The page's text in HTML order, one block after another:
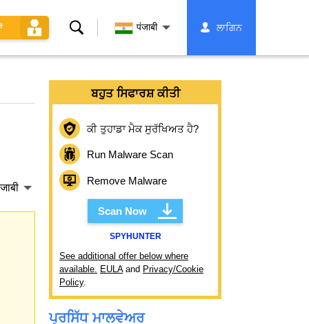
ਖੋਜ पंजाबी ਲਾਗਿਨ
ਬਹੁਤ ਸਿਫਾਰਸ਼ ਕੀਤੀ
ਕੀ ਤੁਹਾਡਾ ਮੈਕ ਸੁਰੱਖਿਅਤ ਹੈ?
Run Malware Scan
Remove Malware
Scan Now
SPYHUNTER
See additional offer below where
available. EULAand Privacy/Cookie
Policy.
ਪ੍ਰਸਿੱਧ ਮਾਲਵੇਅਰ